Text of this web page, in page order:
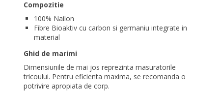
Compozitie
100% Nailon
Fibre Bioaktiv cu carbon si germaniu integrate in
material
Ghid de marimi
Dimensiunile de mai jos reprezinta masuratorile
tricoului. Pentru eficienta maxima, se recomanda o
potrivire apropiata de corp.